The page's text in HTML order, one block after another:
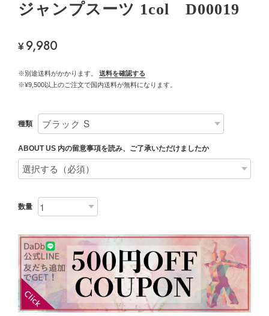
ジャンプスーツ 1col D00019
¥9,980
※別途送料がかかります。
送料を確認する
※¥9,500以上のご注文で国内送料が無料になります。
種類
ABOUT US 内の留意事項を読み、ご了承いただけましたか
数量